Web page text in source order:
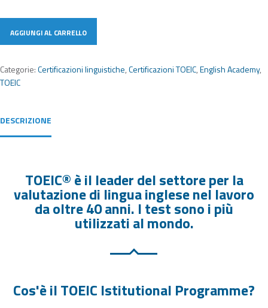
AGGIUNGI AL CARRELLO
Categorie:Certificazioni linguistiche,Certificazioni TOEIC,English Academy,
TOEIC
DESCRIZIONE
TOEIC® è il leader del settore per la
valutazione di lingua inglese nel lavoro
da oltre 40 anni. I test sono i più
utilizzati al mondo.
Cos'è il TOEIC Istitutional Programme?